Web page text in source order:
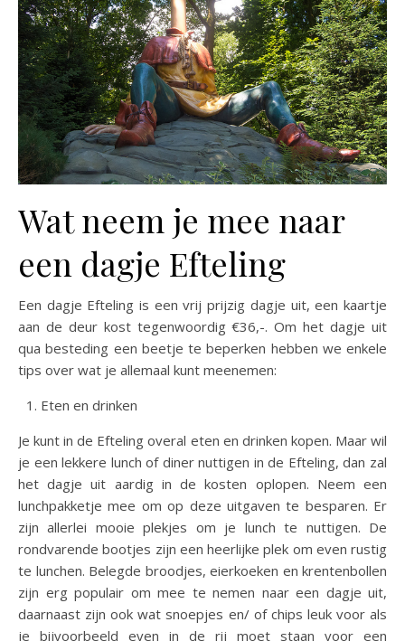
Wat neem je mee naar
een dagje Efteling
Een dagje Efteling is een vrij prijzig dagje uit, een kaartje
aan de deur kost tegenwoordig €36,-. Om het dagje uit
qua besteding een beetje te beperken hebben we enkele
tips over wat je allemaal kunt meenemen:
Eten en drinken
Je kunt in de Efteling overal eten en drinken kopen. Maar wil
je een lekkere lunch of diner nuttigen in de Efteling, dan zal
het dagje uit aardig in de kosten oplopen. Neem een
lunchpakketje mee om op deze uitgaven te besparen. Er
zijn allerlei mooie plekjes om je lunch te nuttigen. De
rondvarende bootjes zijn een heerlijke plek om even rustig
te lunchen. Belegde broodjes, eierkoeken en krentenbollen
zijn erg populair om mee te nemen naar een dagje uit,
daarnaast zijn ook wat snoepjes en/ of chips leuk voor als
je bijvoorbeeld even in de rij moet staan voor een